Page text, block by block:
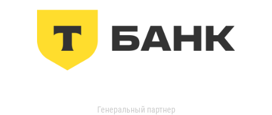
Генеральный партнер